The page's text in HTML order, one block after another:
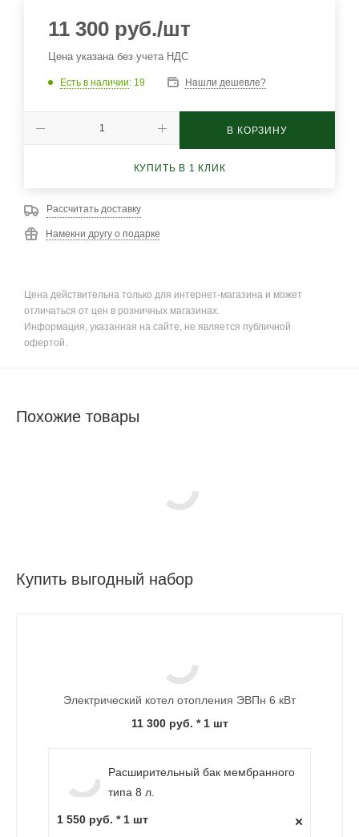
11 300 руб./шт
Цена указана без учета НДС
Есть в наличии: 19 Нашли дешевле?
В КОРЗИНУ
КУПИТЬ В 1 КЛИК
Рассчитать доставку
Намекни другу о подарке
Цена действительна только для интернет-магазина и может
отличаться от цен в розничных магазинах.
Информация, указанная на сайте, не является публичной
офертой.
Похожие товары
Купить выгодный набор
Электрический котел отопления ЭВПн 6 кВт
11 300 руб. * 1 шт
Расширительный бак мембранного
типа 8 л.
1 550 руб. * 1 шт